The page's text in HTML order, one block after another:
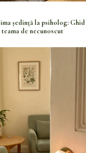
ședință la psiholog:
de necunoscut